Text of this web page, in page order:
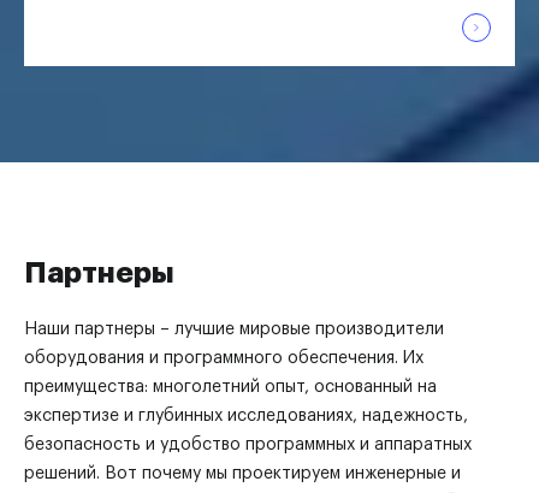
Партнеры
Наши партнеры – лучшие мировые производители
оборудования и программного обеспечения. Их
преимущества: многолетний опыт, основанный на
экспертизе и глубинных исследованиях, надежность,
безопасность и удобство программных и аппаратных
решений. Вот почему мы проектируем инженерные и